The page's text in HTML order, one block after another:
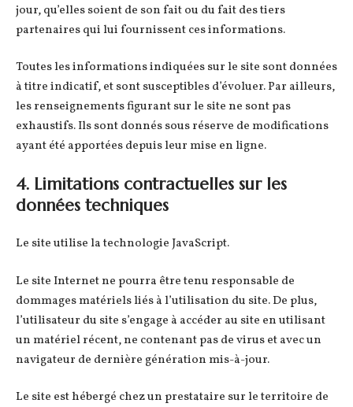
jour, qu’elles soient de son fait ou du fait des tiers
partenaires qui lui fournissent ces informations.
Toutes les informations indiquées sur le site sont données
à titre indicatif, et sont susceptibles d’évoluer. Par ailleurs,
les renseignements figurant sur le site ne sont pas
exhaustifs. Ils sont donnés sous réserve de modifications
ayant été apportées depuis leur mise en ligne.
4. Limitations contractuelles sur les
données techniques
Le site utilise la technologie JavaScript.
Le site Internet ne pourra être tenu responsable de
dommages matériels liés à l’utilisation du site. De plus,
l’utilisateur du site s’engage à accéder au site en utilisant
un matériel récent, ne contenant pas de virus et avec un
navigateur de dernière génération mis-à-jour.
Le site est hébergé chez un prestataire sur le territoire de